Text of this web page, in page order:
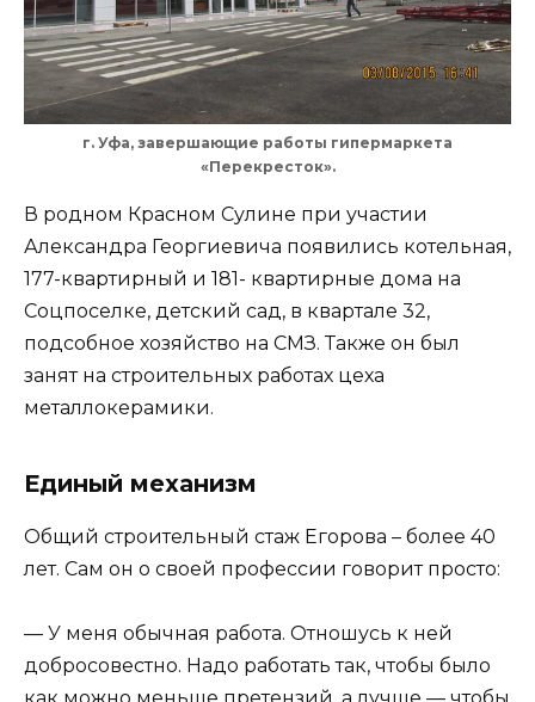
г. Уфа, завершающие работы гипермаркета
«Перекресток».
В родном Красном Сулине при участии
Александра Георгиевича появились котельная,
177-квартирный и 181- квартирные дома на
Соцпоселке, детский сад, в квартале 32,
подсобное хозяйство на СМЗ. Также он был
занят на строительных работах цеха
металлокерамики.
Единый механизм
Общий строительный стаж Егорова – более 40
лет. Сам он о своей профессии говорит просто:
— У меня обычная работа. Отношусь к ней
добросовестно. Надо работать так, чтобы было